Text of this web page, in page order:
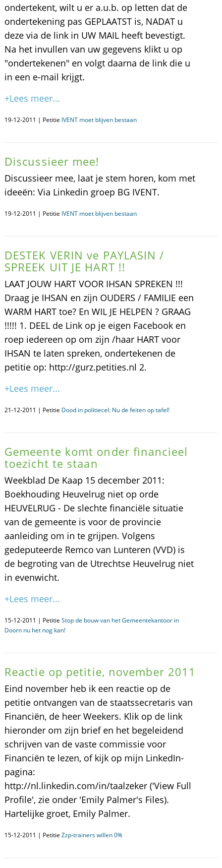
ondertekent, wilt u er a.u.b. op letten dat de
ondertekening pas GEPLAATST is, NADAT u
deze via de link in UW MAIL heeft bevestigt.
Na het invullen van uw gegevens klikt u op
"ondertekenen" en volgt daarna de link die u
in een e-mail krijgt.
+Lees meer...
19-12-2011 | Petitie IVENT moet blijven bestaan
Discussieer mee!
Discussieer mee, laat je stem horen, kom met
ideeën: Via Linkedin groep BG IVENT.
19-12-2011 | Petitie IVENT moet blijven bestaan
DESTEK VERIN ve PAYLASIN /
SPREEK UIT JE HART !!
LAAT JOUW HART VOOR IHSAN SPREKEN !!!
Draag je IHSAN en zijn OUDERS / FAMILIE een
WARM HART toe? En WIL JE HELPEN ? GRAAG
!!!!! 1. DEEL de Link op je eigen Facebook en
roep iedereen op om zijn /haar HART voor
IHSAN te laten spreken, ondertekenen de
petitie op: http://gurz.petities.nl 2.
+Lees meer...
21-12-2011 | Petitie Dood in politiecel: Nu de feiten op tafel!
Gemeente komt onder financieel
toezicht te staan
Weekblad De Kaap 15 december 2011:
Boekhouding Heuvelrug niet op orde
HEUVELRUG - De slechte financiële situatie
van de gemeente is voor de provincie
aanleiding om in te grijpen. Volgens
gedeputeerde Remco van Lunteren (VVD) is
de begroting van de Utrechtse Heuvelrug niet
in evenwicht.
+Lees meer...
15-12-2011 | Petitie Stop de bouw van het Gemeentekantoor in
Doorn nu het nog kan!
Reactie op petitie, november 2011
Eind november heb ik een reactie op de
petitie ontvangen van de staatssecretaris van
Financiën, de heer Weekers. Klik op de link
hieronder om zijn brief en het begeleidend
schrijven van de vaste commissie voor
Financiën te lezen, of kijk op mijn LinkedIn-
pagina:
http://nl.linkedin.com/in/taalzeker ('View Full
Profile', zie onder 'Emily Palmer's Files).
Hartelijke groet, Emily Palmer.
15-12-2011 | Petitie Zzp-trainers willen 0%